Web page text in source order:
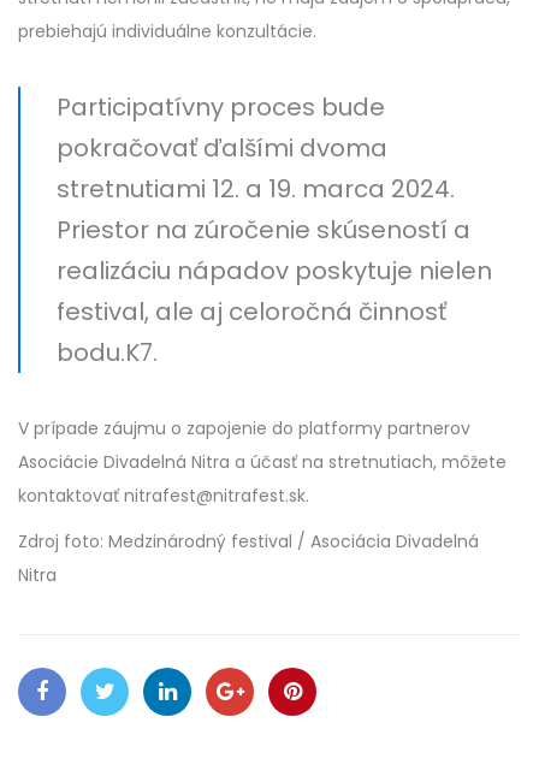
prebiehajú individuálne konzultácie.
Participatívny proces bude
pokračovať ďalšími dvoma
stretnutiami 12. a 19. marca 2024.
Priestor na zúročenie skúseností a
realizáciu nápadov poskytuje nielen
festival, ale aj celoročná činnosť
bodu.K7.
V prípade záujmu o zapojenie do platformy partnerov
Asociácie Divadelná Nitra a účasť na stretnutiach, môžete
kontaktovať nitrafest@nitrafest.sk.
Zdroj foto: Medzinárodný festival / Asociácia Divadelná
Nitra